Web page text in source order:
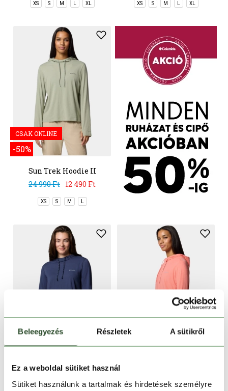
Beleegyezés Részletek A sütikről
Ez a weboldal sütiket használ
Sütiket használunk a tartalmak és hirdetések személyre
XS S M L XL XS S M L XL
CSAK ONLINE
-50%
Sun Trek Hoodie II
24 990 Ft 12 490 Ft
XS S M L
CSAK ONLINE
-50%
Sun Trek Hoodie II
24 990 Ft 12 490 Ft
CSAK ONLINE
-50%
24 990 Ft 12 490 Ft